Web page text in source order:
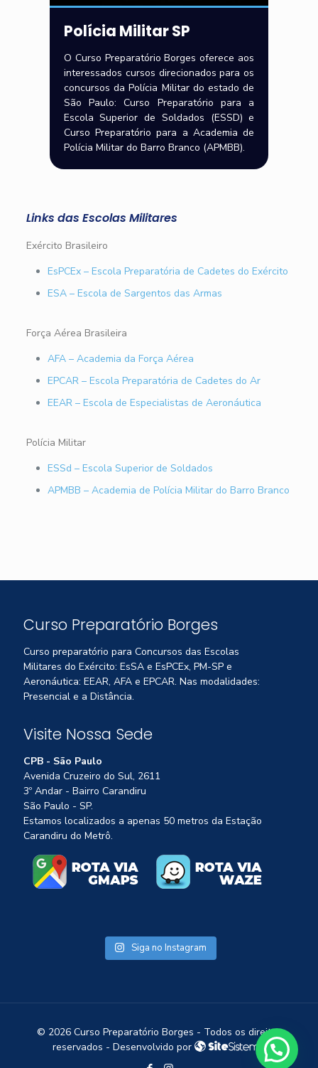
Polícia Militar SP
O Curso Preparatório Borges oferece aos
interessados cursos direcionados para os
concursos da Polícia Militar do estado de
São Paulo: Curso Preparatório para a
Escola Superior de Soldados (ESSD) e
Curso Preparatório para a Academia de
Polícia Militar do Barro Branco (APMBB).
Links das Escolas Militares
Exército Brasileiro
EsPCEx – Escola Preparatória de Cadetes do Exército
ESA – Escola de Sargentos das Armas
Força Aérea Brasileira
AFA – Academia da Força Aérea
EPCAR – Escola Preparatória de Cadetes do Ar
EEAR – Escola de Especialistas de Aeronáutica
Polícia Militar
ESSd – Escola Superior de Soldados
APMBB – Academia de Polícia Militar do Barro Branco
Curso Preparatório Borges
Curso preparatório para Concursos das Escolas
Militares do Exército: EsSA e EsPCEx, PM-SP e
Aeronáutica: EEAR, AFA e EPCAR. Nas modalidades:
Presencial e a Distância.
Visite Nossa Sede
CPB - São Paulo
Avenida Cruzeiro do Sul, 2611
3º Andar - Bairro Carandiru
São Paulo - SP.
Estamos localizados a apenas 50 metros da Estação
Carandiru do Metrô.
Siga no Instagram
© 2026 Curso Preparatório Borges - Todos os direitos
reservados - Desenvolvido por